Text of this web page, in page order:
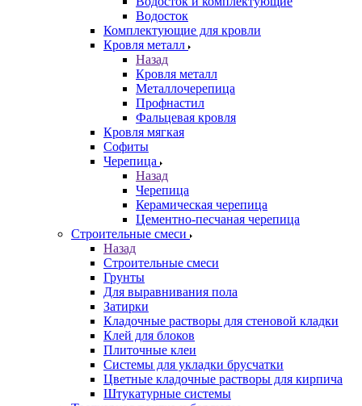
Водосток
Комплектующие для кровли
Кровля металл
Назад
Кровля металл
Металлочерепица
Профнастил
Фальцевая кровля
Кровля мягкая
Софиты
Черепица
Назад
Черепица
Керамическая черепица
Цементно-песчаная черепица
Строительные смеси
Назад
Строительные смеси
Грунты
Для выравнивания пола
Затирки
Кладочные растворы для стеновой кладки
Клей для блоков
Плиточные клеи
Системы для укладки брусчатки
Цветные кладочные растворы для кирпича
Штукатурные системы